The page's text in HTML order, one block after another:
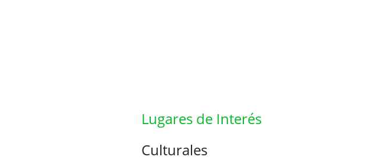
Lugares de Interés
Culturales